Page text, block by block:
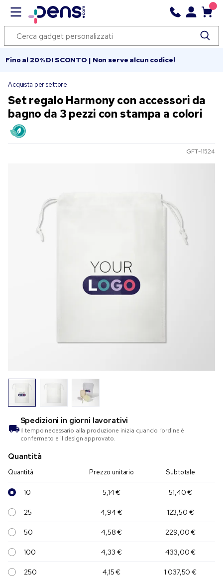
Fino al 20% DI SCONTO | Non serve alcun codice!
Acquista per settore
Set regalo Harmony con accessori da
bagno da 3 pezzi con stampa a colori
GFT-11524
Spedizioni in giorni lavorativi
Il tempo necessario alla produzione inizia quando l’ordine è
confermato e il design approvato.
Quantità
Quantità Prezzo unitario Subtotale
10 5,14 € 51,40 €
25 4,94 € 123,50 €
50 4,58 € 229,00 €
100 4,33 € 433,00 €
250 4,15 € 1.037,50 €